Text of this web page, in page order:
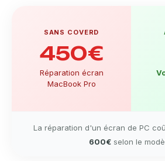
SANS COVERD
450€
Réparation écran
MacBook Pro
La réparation d'un écran de PC
600€ selon le